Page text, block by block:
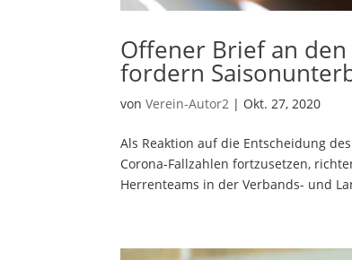
Offener Brief an
fordern
vonVerein-Autor2 | Okt. 27, 2020
Als Reaktion auf die Entscheidung
Corona-Fallzahlen fortzusetzen,
Herrenteams in der Verbands- und